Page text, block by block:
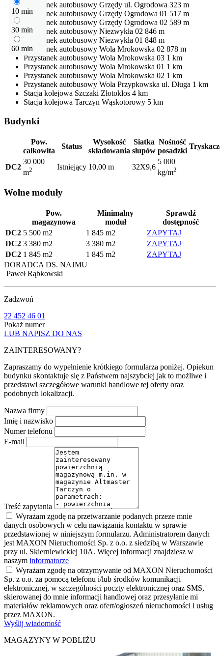
10 min
30 min
60 min
Przystanek autobusowy Grzędy ul. Ogrodowa 323 m
Przystanek autobusowy Grzędy Ogrodowa 01 517 m
Przystanek autobusowy Grzędy Ogrodowa 02 589 m
Przystanek autobusowy Niezwykła 02 846 m
Przystanek autobusowy Niezwykła 01 848 m
Przystanek autobusowy Wola Mrokowska 02 878 m
Przystanek autobusowy Wola Mrokowska 03 1 km
Przystanek autobusowy Wola Mrokowska 01 1 km
Przystanek autobusowy Wola Mrokowska 02 1 km
Przystanek autobusowy Wola Przypkowska ul. Długa 1 km
Stacja kolejowa Szczaki Złotokłos 4 km
Stacja kolejowa Tarczyn Wąskotorowy 5 km
Budynki
Pow.
całkowita
Status
Wysokość
składowania
Siatka
słupów
Nośność
posadzki
DC2
30 000
m2 Istniejący 10,00 m 32X9,6
5 000
kg/m2
Wolne moduły
Pow.
magazynowa
Minimalny
moduł
Sprawdź
dostępność
DC2 5 500 m2 1 845 m2
ZAPYTAJ
DC2 3 380 m2 3 380 m2
ZAPYTAJ
DC2 1 845 m2 1 845 m2
ZAPYTAJ
DORADCA DS. NAJMU
Paweł Rąbkowski
Zadzwoń
22 452 46 01
Pokaż numer
LUB NAPISZ DO NAS
ZAINTERESOWANY?
Zapraszamy do wypełnienie krótkiego formularza poniżej. Opiekun
budynku skontaktuje się z Państwem najszybciej jak to możliwe i
przedstawi szczegółowe warunki handlowe tej oferty oraz
podobnych lokalizacji.
Nazwa firmy
Imię i nazwisko
Numer telefonu
E-mail
Treść zapytania
Wyrażam zgodę na przetwarzanie podanych przeze mnie
danych osobowych w celu nawiązania kontaktu w sprawie
przedstawionej w niniejszym formularzu. Administratorem danych
jest MAXON Nieruchomości Sp. z o.o. z siedzibą w Warszawie
przy ul. Skierniewickiej 10A. Więcej informacji znajdziesz w
naszym informatorze
Wyrażam zgodę na otrzymywanie od MAXON Nieruchomości
Sp. z o.o. za pomocą telefonu i/lub środków komunikacji
elektronicznej, w szczególności poczty elektronicznej oraz SMS,
skierowanej do mnie informacji handlowej oraz przesyłanie mi
materiałów reklamowych oraz ofert/ogłoszeń nieruchomości i usług
przez MAXON.
Wyślij wiadomość
MAGAZYNY W POBLIŻU